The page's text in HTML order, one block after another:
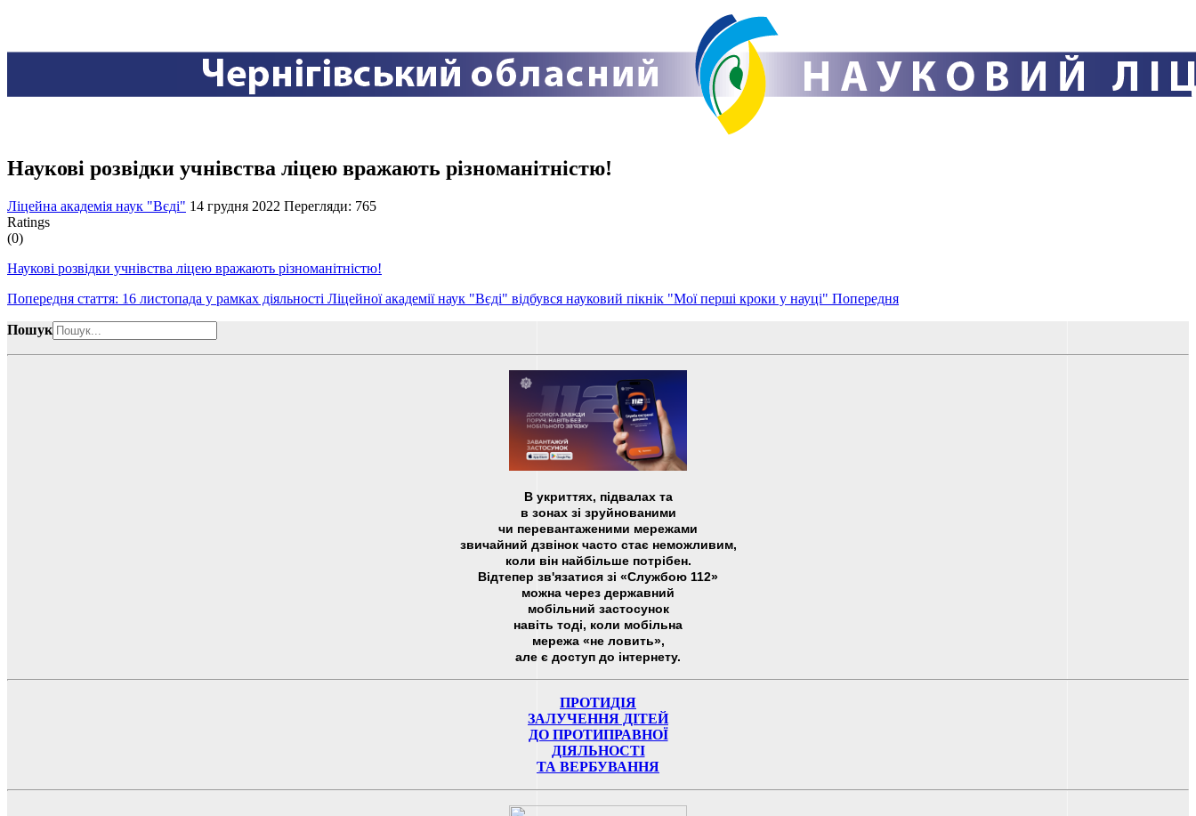
Наукові розвідки учнівства ліцею вражають різноманітністю!
Ліцейна академія наук "Вєді" 14 грудня 2022 Перегляди: 765
Ratings
(0)
Наукові розвідки учнівства ліцею вражають різноманітністю!
Попередня стаття: 16 листопада у рамках діяльності Ліцейної академії наук "Вєді" відбувся науковий пікнік "Мої перші кроки у науці" Попередня
Пошук
В укриттях, підвалах та
в зонах зі зруйнованими
чи перевантаженими мережами
звичайний дзвінок часто стає неможливим,
коли він найбільше потрібен.
Відтепер зв'язатися зі «Службою 112»
можна через державний
мобільний застосунок
навіть тоді, коли мобільна
мережа «не ловить»,
але є доступ до інтернету.
ПРОТИДІЯ
ЗАЛУЧЕННЯ ДІТЕЙ
ДО ПРОТИПРАВНОЇ
ДІЯЛЬНОСТІ
ТА ВЕРБУВАННЯ